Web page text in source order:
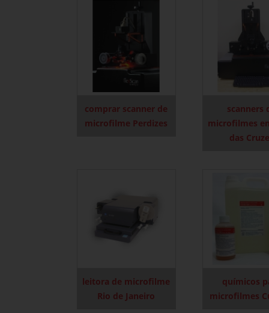
comprar scanner de
microfilme Perdizes
scanners
microfilmes
das
leitora de microfilme
Rio de Janeiro
químicos
microfilmes